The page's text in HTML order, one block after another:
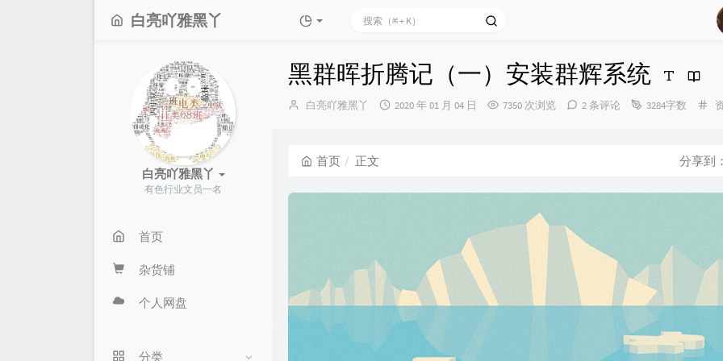
白亮吖雅黑丫
白亮吖雅黑丫
有色行业文员一名
首页
杂货铺
个人网盘
分类
黑群晖折腾记（一）安装群辉系统
博
白亮吖雅黑丫
发
2020 年 01 月 04 日 7350 次浏览 2 条评论 3284字数
分
首页 正文 分享到